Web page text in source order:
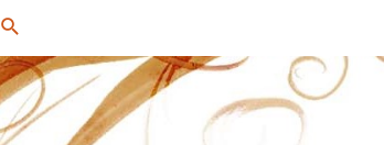
Search